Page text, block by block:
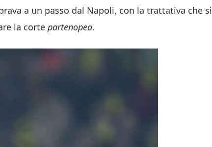
a un passo dal Napoli, con la trattativa che si
la corte partenopea.